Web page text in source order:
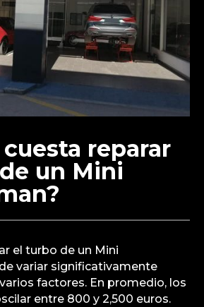
reparar
un Mini
el turbo de un Mini
variar significativamente
factores. En promedio, los
entre 800 y 2,500 euros.